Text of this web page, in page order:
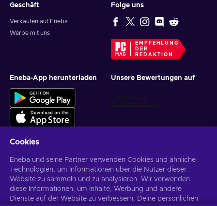
Geschäft
Verkaufen auf Eneba
Werbe mit uns
Folge uns
EMPFEHLUNG
DER
REDAKTION
Eneba-App herunterladen Unsere Bewertungen auf
Abonnieren
Du kannst dich jederzeit wieder abmelden. Weitere Informationen in
Cookies
Eneba und seine Partner verwenden Cookies und ähnliche
Technologien, um Informationen über die Nutzer dieser
Website zu sammeln und zu analysieren. Wir verwenden
diese Informationen, um Inhalte, Werbung und andere
Dienste auf der Website zu verbessern. Deine persönlichen